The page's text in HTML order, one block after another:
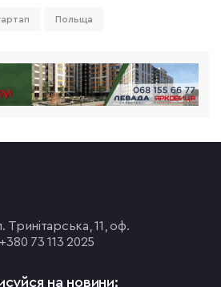
Польща
Тринітарська, 11, оф.
+380 73 113 2025
на новини: